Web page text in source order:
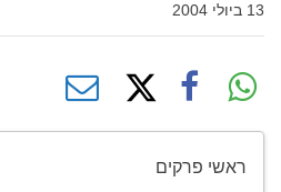
13 ביולי 2004
ראשי פרקים